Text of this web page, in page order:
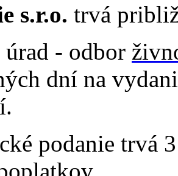
s.r.o. trvá
- odbor
dní na
podanie trvá